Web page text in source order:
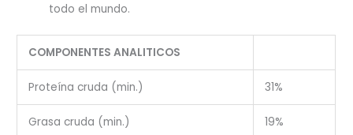
todo el mundo.
COMPONENTES ANALITICOS
Proteína cruda (min.) 31%
Grasa cruda (min.) 19%